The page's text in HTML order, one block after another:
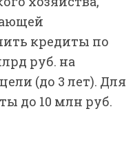
кредиты по
руб. на
(до 3 лет). Для
до 10 млн руб.